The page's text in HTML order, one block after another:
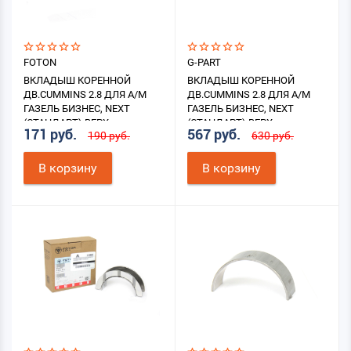
FOTON
ВКЛАДЫШ КОРЕННОЙ
ДВ.CUMMINS 2.8 ДЛЯ А/М
ГАЗЕЛЬ БИЗНЕС, NEXT
(СТАНДАРТ) ВЕРХ.
171 руб. 190 руб.
В корзину
G-PART
ВКЛАДЫШ КОРЕННОЙ
ДВ.CUMMINS 2.8 ДЛЯ А/М
ГАЗЕЛЬ БИЗНЕС, NEXT
(СТАНДАРТ) ВЕРХ.
(УПОРНЫЙ)
567 руб. 630 руб.
В корзину